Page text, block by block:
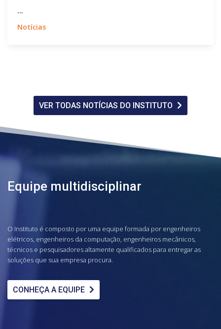
...
Notícias
VER TODAS NOTÍCIAS DO INSTITUTO
Equipe multidisciplinar
O Instituto é composto por uma equipe formada por engenheiros
elétricos, engenheiros da computação, engenheiros mecânicos,
técnicos e pesquisadores altamente qualificados para entregar as
soluções que sua empresa procura.
CONHEÇA A EQUIPE